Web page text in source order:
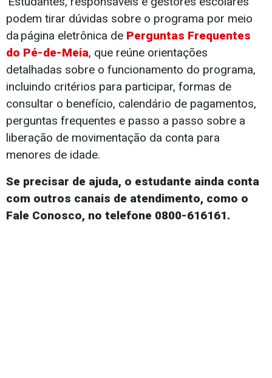
podem tirar dúvidas sobre o programa por meio
da página eletrônica de Perguntas Frequentes
do Pé-de-Meia, que reúne orientações
detalhadas sobre o funcionamento do programa,
incluindo critérios para participar, formas de
consultar o benefício, calendário de pagamentos,
perguntas frequentes e passo a passo sobre a
liberação de movimentação da conta para
menores de idade.
Se precisar de ajuda, o estudante ainda conta
com outros canais de atendimento, como o
Fale Conosco, no telefone 0800-616161.